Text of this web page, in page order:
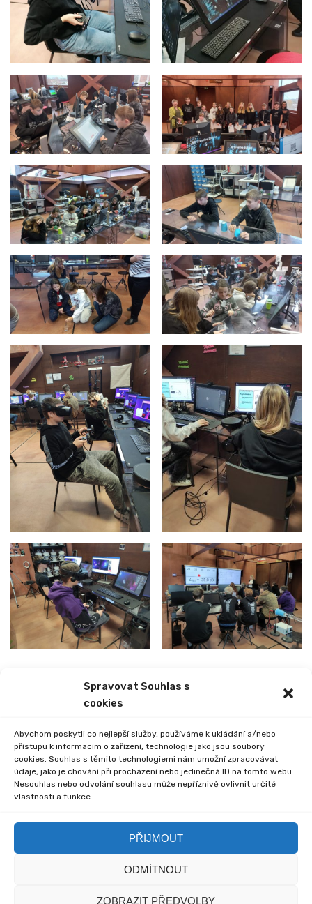
Spravovat Souhlas s
cookies
Abychom poskytli co nejlepší služby, používáme k ukládání a/nebo
přístupu k informacím o zařízení, technologie jako jsou soubory
cookies. Souhlas s těmito technologiemi nám umožní zpracovávat
údaje, jako je chování při procházení nebo jedinečná ID na tomto webu.
Nesouhlas nebo odvolání souhlasu může nepříznivě ovlivnit určité
vlastnosti a funkce.
PŘIJMOUT
ODMÍTNOUT
ZOBRAZIT PŘEDVOLBY
NEXT
Comments are closed.
© 2020 Základní škola © 2020 myska.it a my sami